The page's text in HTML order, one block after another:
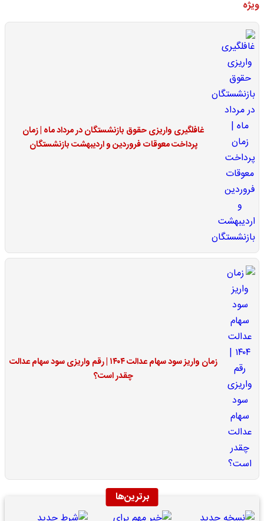
ویژه
غافلگیری واریزی حقوق بازنشستگان در مرداد ماه | زمان
پرداخت معوقات فروردین و اردیبهشت بازنشستگان
زمان واریز سود سهام عدالت ۱۴۰۴ | رقم واریزی سود سهام عدالت
چقدر است؟
برترین‌ها